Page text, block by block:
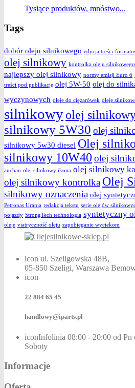
Tysiące produktów, mnóstwo...
Tags
dobór oleju silnikowego edycja treści
olej silnikowy kontrolka oleju silnikowego
najlepszy olej silnikowy normy emisji Euro 6
treści pod publikację olej 5W-50 olej do
wyczynowych oleje do ciężarówek oleje
silnikowyolej
silnikowy 5W30 olej
silnikowy 5w30 diesel Olej
silnikowy 10W40 olej
auchan olej silnikowy ikona olej silnikowy
olej silnikowy kontrolka Olej
silnikowy oznaczenia olej
Petronas Urania redakcja tekstu serie olejów
pojazdy StrongTech technologia syntetyczny
oleje viatryczność oleju zapobieganie wyciekom
icon ul. Szeligowska 48B,
05-850 Szeligi, Warszawa
icon
22 884 65 45
handlowy@iparts.pl
iconInfolinia 08:00 - 20:00 od
Soboty
Informacje